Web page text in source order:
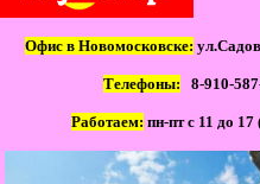
Офис в Новомосковске:
Телефоны: 8-910-
Работаем: пн-пт с 11 до